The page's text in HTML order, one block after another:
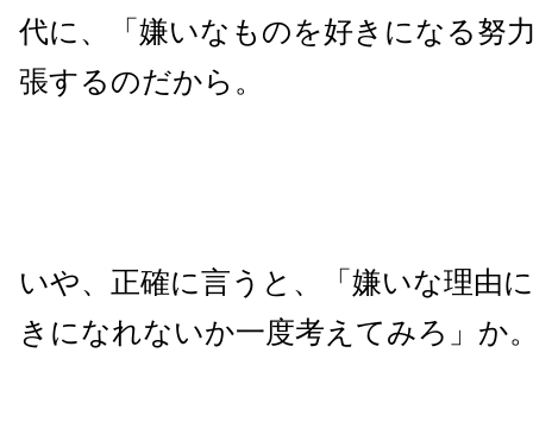
代に、「嫌いなものを好きになる努
張するのだから。
いや、正確に言うと、「嫌いな理由
きになれないか一度考えてみろ」か